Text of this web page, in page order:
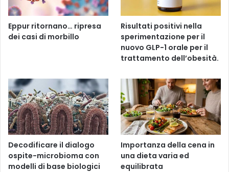
Eppur ritornano… ripresa
dei casi di morbillo
Risultati positivi nella
sperimentazione per il
nuovo GLP-1 orale per il
trattamento dell’obesità.
Decodificare il dialogo
ospite-microbioma con
modelli di base biologici
Importanza della cena in
una dieta varia ed
equilibrata